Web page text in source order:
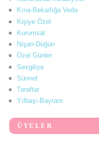
Kına-Bekarlığa Veda
Kişiye Özel
Kurumsal
Nişan-Düğün
Özel Günler
Sevgiliye
Sünnet
Taraftar
Yılbaşı-Bayram
ÜYELER